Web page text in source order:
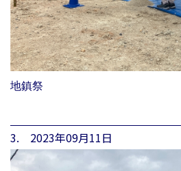
地鎮祭
3. 2023年09月11日